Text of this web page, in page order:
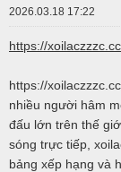
2026.03.18 17:22
https://
https://
nhiều người hâm
đấu lớn trên thế
sóng trực tiếp,
bảng xếp hạng và